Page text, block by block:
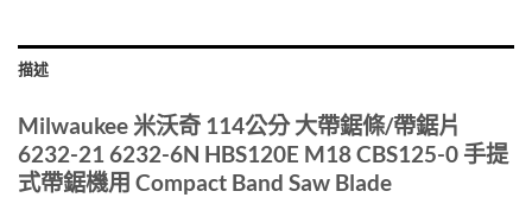
描述
Milwaukee 米沃奇 114公分 大帶鋸條/帶鋸片
6232-21 6232-6N HBS120E M18 CBS125-0 手提
式帶鋸機用 Compact Band Saw Blade